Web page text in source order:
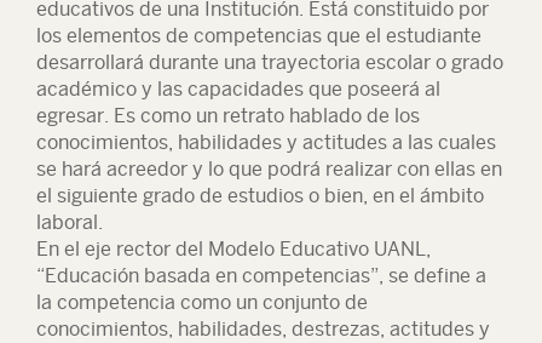
educativos de una Institución. Está constituido por
los elementos de competencias que el estudiante
desarrollará durante una trayectoria escolar o grado
académico y las capacidades que poseerá al
egresar. Es como un retrato hablado de los
conocimientos, habilidades y actitudes a las cuales
se hará acreedor y lo que podrá realizar con ellas en
el siguiente grado de estudios o bien, en el ámbito
laboral.
En el eje rector del Modelo Educativo UANL,
“Educación basada en competencias”, se define a
la competencia como un conjunto de
conocimientos, habilidades, destrezas, actitudes y